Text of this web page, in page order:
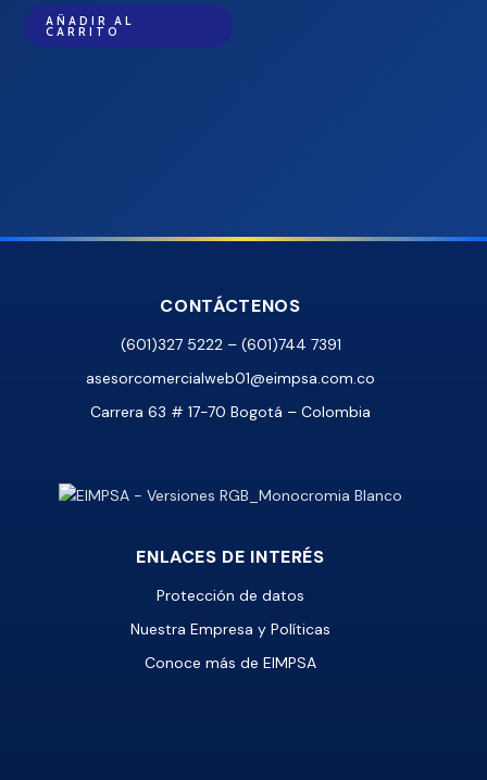
AÑADIR AL
CARRITO
CONTÁCTENOS
(601)327 5222 – (601)744 7391
asesorcomercialweb01@eimpsa.com.co
Carrera 63 # 17-70 Bogotá – Colombia
ENLACES DE INTERÉS
Protección de datos
Nuestra Empresa y Políticas
Conoce más de EIMPSA